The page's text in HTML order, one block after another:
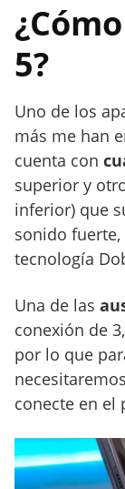
5?
Uno de los
más me han
cuenta con
superior y
inferior) que
sonido
tecnología
Una de las
conexión de
por lo que
conecte en el